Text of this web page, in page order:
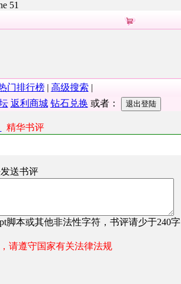
51
门排行榜| 高级搜索 |
返利商城 钻石兑换 或者：
精华书评
送书评
脚本或其他非法性字符，书评请少于240字
请遵守国家有关法律法规